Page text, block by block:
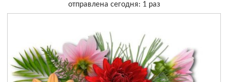
отправлена сегодня: 1 раз